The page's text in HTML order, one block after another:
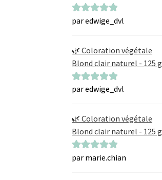
Note5sur 5
par edwige_dvl
🌿 Coloration végétale
Blond clair naturel - 125 g
Note5sur 5
par edwige_dvl
🌿 Coloration végétale
Blond clair naturel - 125 g
Note5sur 5
par marie.chian